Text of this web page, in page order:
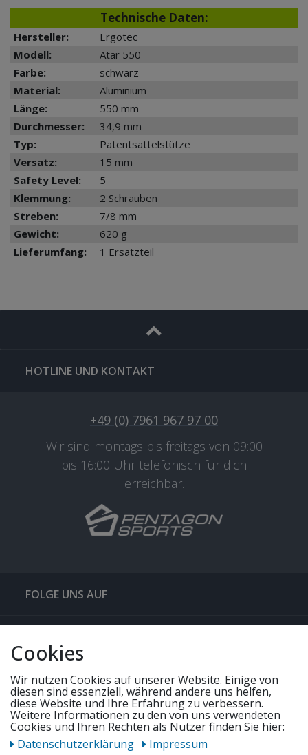
Technische Daten:
Hersteller:
Ergotec
Modell:
Atar 550
Farbe:
schwarz
Material:
Aluminium
Länge:
550 mm
Durchmesser:
34,9 mm
Typ:
Patentsattelstütze
Versatz:
15 mm
Safety Level:
5
Klemmung:
2 Schrauben
Streben:
7/8 mm
Gewicht:
620 g
Lieferumfang:
1 Ersatzteil
HOTLINE UND KONTAKT
+49 (0) 7961 967 97 00
Wir sind montags bis freitags von 09:00
bis 16:00 Uhr telefonisch für dich
erreichbar.
FOLGE UNS AUF
SERVICE
UNSERE ANGEBOTE
Cookies
Wir nutzen Cookies auf unserer Website. Einige von
diesen sind essenziell, während andere uns helfen,
diese Website und Ihre Erfahrung zu verbessern.
Weitere Informationen zu den von uns verwendeten
Cookies und Ihren Rechten als Nutzer finden Sie hier:
Daten­schutz­erklärung
Impressum